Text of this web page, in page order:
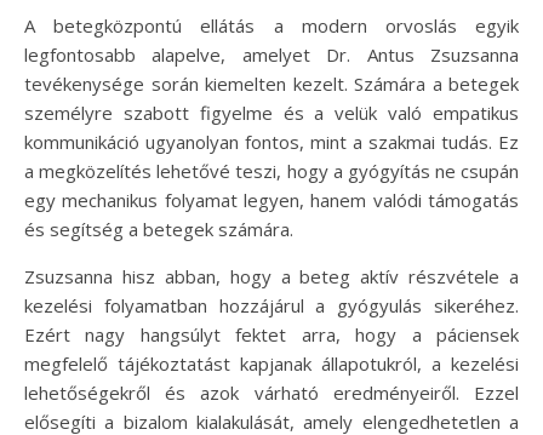
A betegközpontú ellátás a modern orvoslás egyik
legfontosabb alapelve, amelyet Dr. Antus Zsuzsanna
tevékenysége során kiemelten kezelt. Számára a betegek
személyre szabott figyelme és a velük való empatikus
kommunikáció ugyanolyan fontos, mint a szakmai tudás. Ez
a megközelítés lehetővé teszi, hogy a gyógyítás ne csupán
egy mechanikus folyamat legyen, hanem valódi támogatás
és segítség a betegek számára.
Zsuzsanna hisz abban, hogy a beteg aktív részvétele a
kezelési folyamatban hozzájárul a gyógyulás sikeréhez.
Ezért nagy hangsúlyt fektet arra, hogy a páciensek
megfelelő tájékoztatást kapjanak állapotukról, a kezelési
lehetőségekről és azok várható eredményeiről. Ezzel
elősegíti a bizalom kialakulását, amely elengedhetetlen a